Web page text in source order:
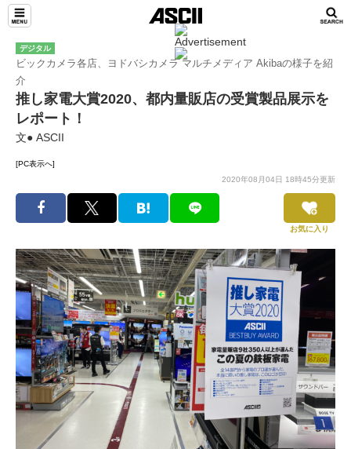
デジタル
ビックカメラ各店、ヨドバシカメラ マルチメディア Akibaの様子を紹
介
推し家電大賞2020、都内量販店の受賞製品展示を
レポート！
文● ASCII
[PC表示へ]
2020年08月04日 18時45分更新
お気に入り